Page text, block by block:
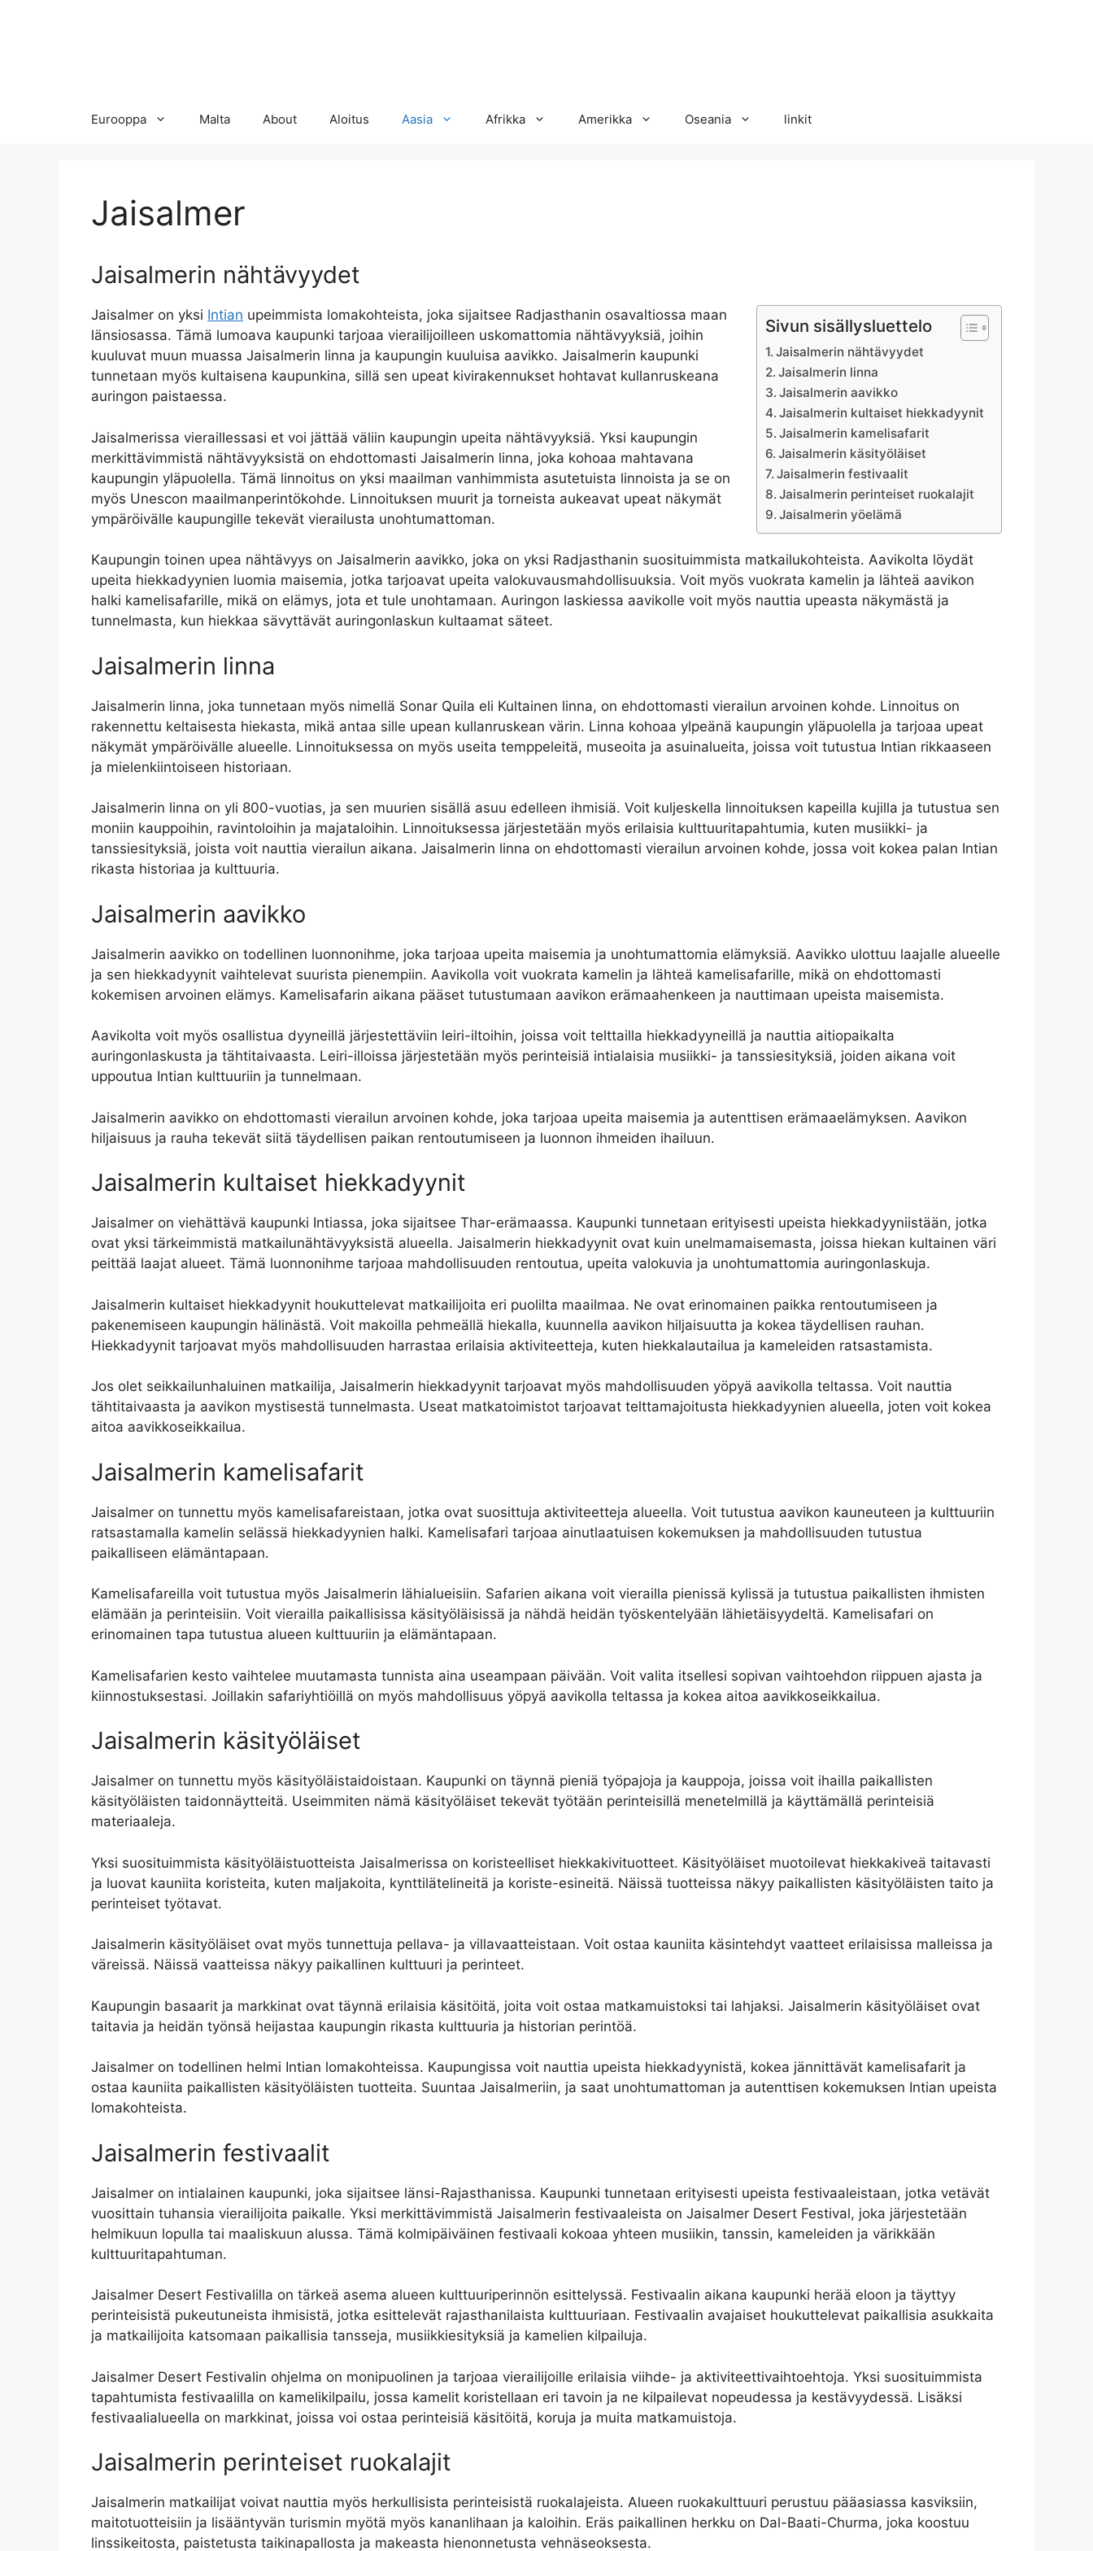
Eurooppa Malta About Aloitus Aasia Afrikka Amerikka Oseania linkit
Jaisalmer
Jaisalmerin nähtävyydet
Sivun sisällysluettelo
Jaisalmerin nähtävyydet
Jaisalmerin linna
Jaisalmerin aavikko
Jaisalmerin kultaiset hiekkadyynit
Jaisalmerin kamelisafarit
Jaisalmerin käsityöläiset
Jaisalmerin festivaalit
Jaisalmerin perinteiset ruokalajit
Jaisalmerin yöelämä
Jaisalmer on yksi Intian upeimmista lomakohteista, joka sijaitsee Radjasthanin osavaltiossa maan
länsiosassa. Tämä lumoava kaupunki tarjoaa vierailijoilleen uskomattomia nähtävyyksiä, joihin
kuuluvat muun muassa Jaisalmerin linna ja kaupungin kuuluisa aavikko. Jaisalmerin kaupunki
tunnetaan myös kultaisena kaupunkina, sillä sen upeat kivirakennukset hohtavat kullanruskeana
auringon paistaessa.
Jaisalmerissa vieraillessasi et voi jättää väliin kaupungin upeita nähtävyyksiä. Yksi kaupungin
merkittävimmistä nähtävyyksistä on ehdottomasti Jaisalmerin linna, joka kohoaa mahtavana
kaupungin yläpuolella. Tämä linnoitus on yksi maailman vanhimmista asutetuista linnoista ja se on
myös Unescon maailmanperintökohde. Linnoituksen muurit ja torneista aukeavat upeat näkymät
ympäröivälle kaupungille tekevät vierailusta unohtumattoman.
Kaupungin toinen upea nähtävyys on Jaisalmerin aavikko, joka on yksi Radjasthanin suosituimmista matkailukohteista. Aavikolta löydät
upeita hiekkadyynien luomia maisemia, jotka tarjoavat upeita valokuvausmahdollisuuksia. Voit myös vuokrata kamelin ja lähteä aavikon
halki kamelisafarille, mikä on elämys, jota et tule unohtamaan. Auringon laskiessa aavikolle voit myös nauttia upeasta näkymästä ja
tunnelmasta, kun hiekkaa sävyttävät auringonlaskun kultaamat säteet.
Jaisalmerin linna
Jaisalmerin linna, joka tunnetaan myös nimellä Sonar Quila eli Kultainen linna, on ehdottomasti vierailun arvoinen kohde. Linnoitus on
rakennettu keltaisesta hiekasta, mikä antaa sille upean kullanruskean värin. Linna kohoaa ylpeänä kaupungin yläpuolella ja tarjoaa upeat
näkymät ympäröivälle alueelle. Linnoituksessa on myös useita temppeleitä, museoita ja asuinalueita, joissa voit tutustua Intian rikkaaseen
ja mielenkiintoiseen historiaan.
Jaisalmerin linna on yli 800-vuotias, ja sen muurien sisällä asuu edelleen ihmisiä. Voit kuljeskella linnoituksen kapeilla kujilla ja tutustua sen
moniin kauppoihin, ravintoloihin ja majataloihin. Linnoituksessa järjestetään myös erilaisia kulttuuritapahtumia, kuten musiikki- ja
tanssiesityksiä, joista voit nauttia vierailun aikana. Jaisalmerin linna on ehdottomasti vierailun arvoinen kohde, jossa voit kokea palan Intian
rikasta historiaa ja kulttuuria.
Jaisalmerin aavikko
Jaisalmerin aavikko on todellinen luonnonihme, joka tarjoaa upeita maisemia ja unohtumattomia elämyksiä. Aavikko ulottuu laajalle alueelle
ja sen hiekkadyynit vaihtelevat suurista pienempiin. Aavikolla voit vuokrata kamelin ja lähteä kamelisafarille, mikä on ehdottomasti
kokemisen arvoinen elämys. Kamelisafarin aikana pääset tutustumaan aavikon erämaahenkeen ja nauttimaan upeista maisemista.
Aavikolta voit myös osallistua dyyneillä järjestettäviin leiri-iltoihin, joissa voit telttailla hiekkadyyneillä ja nauttia aitiopaikalta
auringonlaskusta ja tähtitaivaasta. Leiri-illoissa järjestetään myös perinteisiä intialaisia musiikki- ja tanssiesityksiä, joiden aikana voit
uppoutua Intian kulttuuriin ja tunnelmaan.
Jaisalmerin aavikko on ehdottomasti vierailun arvoinen kohde, joka tarjoaa upeita maisemia ja autenttisen erämaaelämyksen. Aavikon
hiljaisuus ja rauha tekevät siitä täydellisen paikan rentoutumiseen ja luonnon ihmeiden ihailuun.
Jaisalmerin kultaiset hiekkadyynit
Jaisalmer on viehättävä kaupunki Intiassa, joka sijaitsee Thar-erämaassa. Kaupunki tunnetaan erityisesti upeista hiekkadyyniistään, jotka
ovat yksi tärkeimmistä matkailunähtävyyksistä alueella. Jaisalmerin hiekkadyynit ovat kuin unelmamaisemasta, joissa hiekan kultainen väri
peittää laajat alueet. Tämä luonnonihme tarjoaa mahdollisuuden rentoutua, upeita valokuvia ja unohtumattomia auringonlaskuja.
Jaisalmerin kultaiset hiekkadyynit houkuttelevat matkailijoita eri puolilta maailmaa. Ne ovat erinomainen paikka rentoutumiseen ja
pakenemiseen kaupungin hälinästä. Voit makoilla pehmeällä hiekalla, kuunnella aavikon hiljaisuutta ja kokea täydellisen rauhan.
Hiekkadyynit tarjoavat myös mahdollisuuden harrastaa erilaisia aktiviteetteja, kuten hiekkalautailua ja kameleiden ratsastamista.
Jos olet seikkailunhaluinen matkailija, Jaisalmerin hiekkadyynit tarjoavat myös mahdollisuuden yöpyä aavikolla teltassa. Voit nauttia
tähtitaivaasta ja aavikon mystisestä tunnelmasta. Useat matkatoimistot tarjoavat telttamajoitusta hiekkadyynien alueella, joten voit kokea
aitoa aavikkoseikkailua.
Jaisalmerin kamelisafarit
Jaisalmer on tunnettu myös kamelisafareistaan, jotka ovat suosittuja aktiviteetteja alueella. Voit tutustua aavikon kauneuteen ja kulttuuriin
ratsastamalla kamelin selässä hiekkadyynien halki. Kamelisafari tarjoaa ainutlaatuisen kokemuksen ja mahdollisuuden tutustua
paikalliseen elämäntapaan.
Kamelisafareilla voit tutustua myös Jaisalmerin lähialueisiin. Safarien aikana voit vierailla pienissä kylissä ja tutustua paikallisten ihmisten
elämään ja perinteisiin. Voit vierailla paikallisissa käsityöläisissä ja nähdä heidän työskentelyään lähietäisyydeltä. Kamelisafari on
erinomainen tapa tutustua alueen kulttuuriin ja elämäntapaan.
Kamelisafarien kesto vaihtelee muutamasta tunnista aina useampaan päivään. Voit valita itsellesi sopivan vaihtoehdon riippuen ajasta ja
kiinnostuksestasi. Joillakin safariyhtiöillä on myös mahdollisuus yöpyä aavikolla teltassa ja kokea aitoa aavikkoseikkailua.
Jaisalmerin käsityöläiset
Jaisalmer on tunnettu myös käsityöläistaidoistaan. Kaupunki on täynnä pieniä työpajoja ja kauppoja, joissa voit ihailla paikallisten
käsityöläisten taidonnäytteitä. Useimmiten nämä käsityöläiset tekevät työtään perinteisillä menetelmillä ja käyttämällä perinteisiä
materiaaleja.
Yksi suosituimmista käsityöläistuotteista Jaisalmerissa on koristeelliset hiekkakivituotteet. Käsityöläiset muotoilevat hiekkakiveä taitavasti
ja luovat kauniita koristeita, kuten maljakoita, kynttilätelineitä ja koriste-esineitä. Näissä tuotteissa näkyy paikallisten käsityöläisten taito ja
perinteiset työtavat.
Jaisalmerin käsityöläiset ovat myös tunnettuja pellava- ja villavaatteistaan. Voit ostaa kauniita käsintehdyt vaatteet erilaisissa malleissa ja
väreissä. Näissä vaatteissa näkyy paikallinen kulttuuri ja perinteet.
Kaupungin basaarit ja markkinat ovat täynnä erilaisia käsitöitä, joita voit ostaa matkamuistoksi tai lahjaksi. Jaisalmerin käsityöläiset ovat
taitavia ja heidän työnsä heijastaa kaupungin rikasta kulttuuria ja historian perintöä.
Jaisalmer on todellinen helmi Intian lomakohteissa. Kaupungissa voit nauttia upeista hiekkadyynistä, kokea jännittävät kamelisafarit ja
ostaa kauniita paikallisten käsityöläisten tuotteita. Suuntaa Jaisalmeriin, ja saat unohtumattoman ja autenttisen kokemuksen Intian upeista
lomakohteista.
Jaisalmerin festivaalit
Jaisalmer on intialainen kaupunki, joka sijaitsee länsi-Rajasthanissa. Kaupunki tunnetaan erityisesti upeista festivaaleistaan, jotka vetävät
vuosittain tuhansia vierailijoita paikalle. Yksi merkittävimmistä Jaisalmerin festivaaleista on Jaisalmer Desert Festival, joka järjestetään
helmikuun lopulla tai maaliskuun alussa. Tämä kolmipäiväinen festivaali kokoaa yhteen musiikin, tanssin, kameleiden ja värikkään
kulttuuritapahtuman.
Jaisalmer Desert Festivalilla on tärkeä asema alueen kulttuuriperinnön esittelyssä. Festivaalin aikana kaupunki herää eloon ja täyttyy
perinteisistä pukeutuneista ihmisistä, jotka esittelevät rajasthanilaista kulttuuriaan. Festivaalin avajaiset houkuttelevat paikallisia asukkaita
ja matkailijoita katsomaan paikallisia tansseja, musiikkiesityksiä ja kamelien kilpailuja.
Jaisalmer Desert Festivalin ohjelma on monipuolinen ja tarjoaa vierailijoille erilaisia viihde- ja aktiviteettivaihtoehtoja. Yksi suosituimmista
tapahtumista festivaalilla on kamelikilpailu, jossa kamelit koristellaan eri tavoin ja ne kilpailevat nopeudessa ja kestävyydessä. Lisäksi
festivaalialueella on markkinat, joissa voi ostaa perinteisiä käsitöitä, koruja ja muita matkamuistoja.
Jaisalmerin perinteiset ruokalajit
Jaisalmerin matkailijat voivat nauttia myös herkullisista perinteisistä ruokalajeista. Alueen ruokakulttuuri perustuu pääasiassa kasviksiin,
maitotuotteisiin ja lisääntyvän turismin myötä myös kananlihaan ja kaloihin. Eräs paikallinen herkku on Dal-Baati-Churma, joka koostuu
linssikeitosta, paistetusta taikinapallosta ja makeasta hienonnetusta vehnäseoksesta.